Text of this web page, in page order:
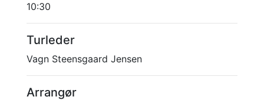
10:30
Turleder
Vagn Steensgaard Jensen
Arrangør